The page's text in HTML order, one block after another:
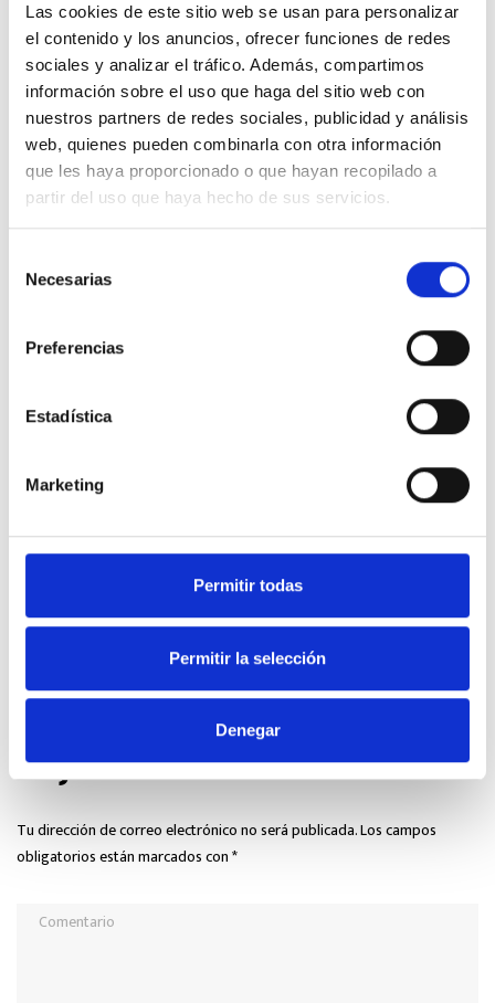
Las cookies de este sitio web se usan para personalizar
el contenido y los anuncios, ofrecer funciones de redes
sociales y analizar el tráfico. Además, compartimos
información sobre el uso que haga del sitio web con
nuestros partners de redes sociales, publicidad y análisis
web, quienes pueden combinarla con otra información
que les haya proporcionado o que hayan recopilado a
partir del uso que haya hecho de sus servicios.
Necesarias
Preferencias
Estadística
Marketing
Permitir todas
Permitir la selección
Denegar
cocina industrial restaurante
diseño de cocina
eficiencia operativa equipamiento de cocina
ergonomía en cocina flujo de trabajo en cocina
Foodsat proyecto de hostelería
Por:Foodsat
relevante y veraz sobre equipamiento y maquinaria industrial, que
aporte mucho valor para el sector de la hostelería y la alimentación
de uso y mantenimiento de equipos, y negocio.
DEJA TU COMENTARIO
Tu dirección de correo electrónico no será publicada.Los campos
obligatorios están marcados con*